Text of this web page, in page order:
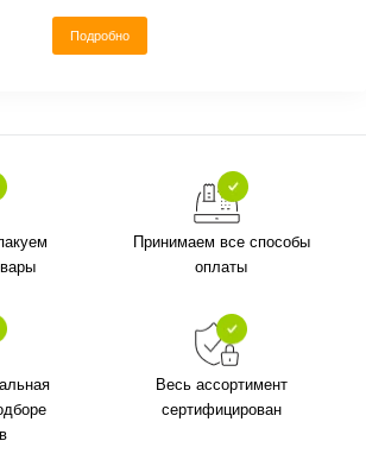
Подробно
Принимаем все способы
оплаты
Весь ассортимент
сертифицирован